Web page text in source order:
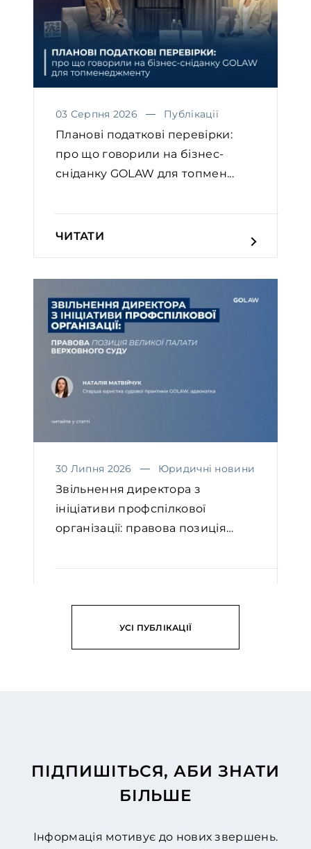
03 Серпня 2026 Публікації
Планові податкові перевірки:
про що говорили на бізнес-
сніданку GOLAW для топмен...
ЧИТАТИ
30 Липня 2026 Юридичні новини
Звільнення директора з
ініціативи профспілкової
організації: правова позиція
УСІ ПУБЛІКАЦІЇ
ПІДПИШІТЬСЯ, АБИ ЗНАТИ
БІЛЬШЕ
Інформація мотивує до нових звершень.